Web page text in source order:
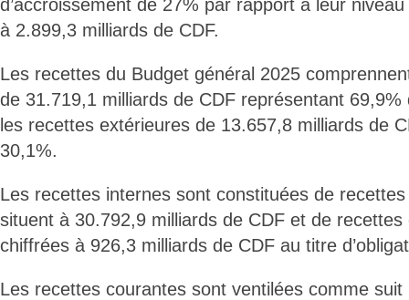
d’accroissement de 27% par rapport à leur
à 2.899,3 milliards de CDF.
Les recettes du Budget général 2025
de 31.719,1 milliards de CDF représentant
les recettes extérieures de 13.657,8 milliards de
30,1%.
Les recettes internes sont constituées de
situent à 30.792,9 milliards de CDF et de recettes
chiffrées à 926,3 milliards de CDF au titre
Les recettes courantes sont ventilées comme suit